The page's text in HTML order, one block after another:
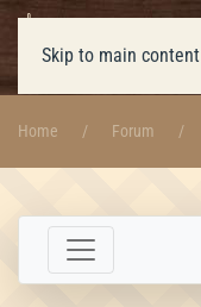
Skip to main content
Home Forum